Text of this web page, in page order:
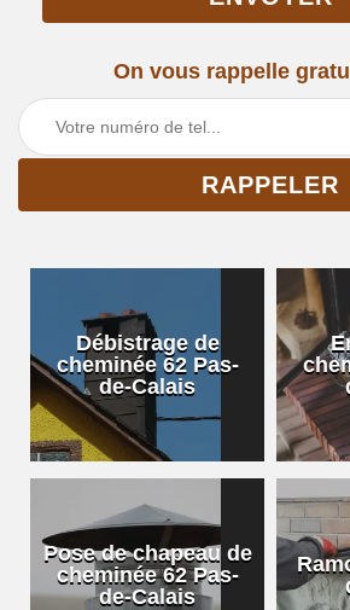
On vous rappelle
Débistrage de
cheminée 62 Pas-
de-Calais
Pose de chapeau de
cheminée 62 Pas-
de-Calais